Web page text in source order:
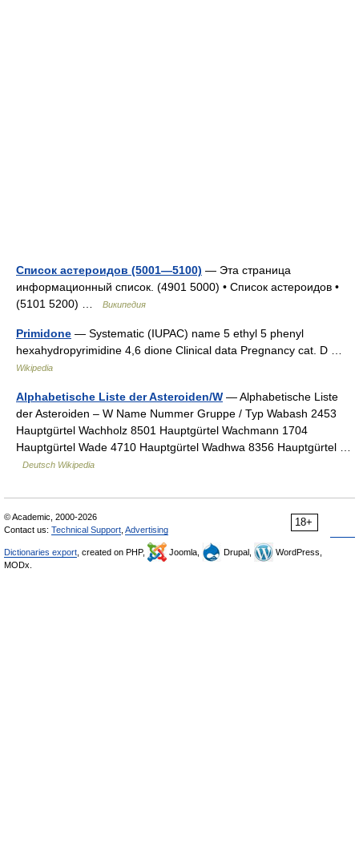
Список астероидов (5001—5100) — Эта страница
информационный список. (4901 5000) • Список астероидов •
(5101 5200) …
Википедия
Primidone — Systematic (IUPAC) name 5 ethyl 5 phenyl
hexahydropyrimidine 4,6 dione Clinical data Pregnancy cat. D …
Wikipedia
Alphabetische Liste der Asteroiden/W — Alphabetische Liste
der Asteroiden – W Name Nummer Gruppe / Typ Wabash 2453
Hauptgürtel Wachholz 8501 Hauptgürtel Wachmann 1704
Hauptgürtel Wade 4710 Hauptgürtel Wadhwa 8356 Hauptgürtel …
Deutsch Wikipedia
18+
© Academic, 2000-2026
Contact us: Technical Support Advertising
Dictionaries export , created on PHP, Joomla, Drupal,
WordPress,
MODx.